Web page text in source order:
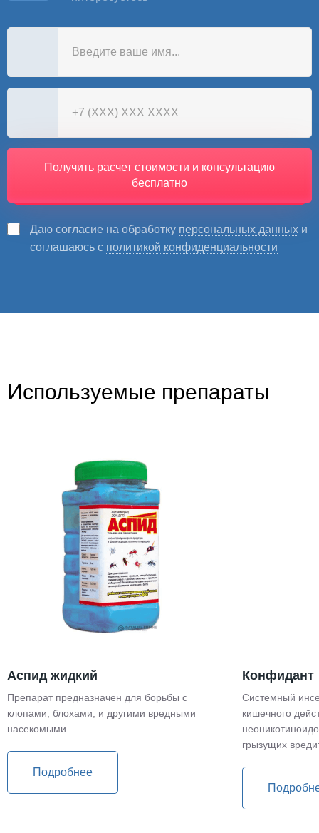
Получить расчет стоимости и консультацию
бесплатно
Даю согласие на обработку персональных данных и
соглашаюсь с политикой конфиденциальности
Используемые препараты
Аспид жидкий
Препарат предназначен для борьбы с
клопами, блохами, и другими вредными
насекомыми.
Подробнее
Конфидант
Системный
кишечного
грызущих